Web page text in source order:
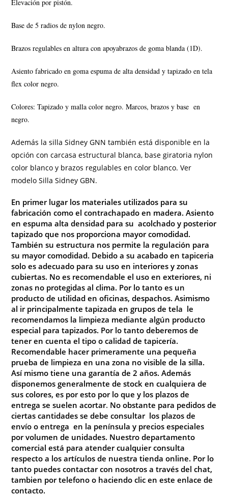
Elevación por pistón.
Base de 5 radios de nylon negro.
Brazos regulables en altura con apoyabrazos de goma blanda (1D).
Asiento fabricado en goma espuma de alta densidad y tapizado en tela
flex color negro.
Colores: Tapizado y malla color negro. Marcos, brazos y base en
negro.
Además la silla Sidney GNN también está disponible en la
opción con carcasa estructural blanca, base giratoria nylon
color blanco y brazos regulables en color blanco. Ver
modeloSilla Sidney GBN.
En primer lugar los materiales utilizados para su
fabricación comoel contrachapado en madera. Asiento
en espuma alta densidad para su acolchado y posterior
tapizado que nos proporciona mayor comodidad.
También su estructura nos permite la regulación para
su mayor comodidad. Debido a su acabado en tapiceria
solo es adecuado para su uso en interiores y zonas
cubiertas. No es recomendable el uso en exteriores, ni
zonas no protegidas al clima. Por lo tanto es un
producto de utilidad en oficinas, despachos. Asimismo
al ir principalmente tapizada en grupos de tela le
recomendamos la limpieza mediante algún producto
especial para tapizados. Por lo tanto deberemos de
tener en cuenta el tipo o calidad de tapicería.
Recomendable hacer primeramente una pequeña
prueba de limpieza en una zona no visible de la silla.
Así mismo tiene una garantía de 2 años. Además
disponemos generalmente de stock en cualquiera de
sus colores, es por esto por lo que y los plazos de
entrega se suelen acortar. No obstante para pedidos de
ciertas cantidades se debe consultar los plazos de
envío o entrega en la península y precios especiales
por volumen de unidades. Nuestro departamento
comercial está para atender cualquier consulta
respecto a los artículos de nuestra tienda online. Por lo
tanto puedes contactar con nosotros a través del chat,
tambien por telefono o haciendo clic en este enlace de
contacto.